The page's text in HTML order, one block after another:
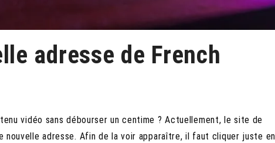
adresse de French
vidéo sans débourser un centime ? Actuellement, le site de
nouvelle adresse. Afin de la voir apparaître, il faut cliquer juste en